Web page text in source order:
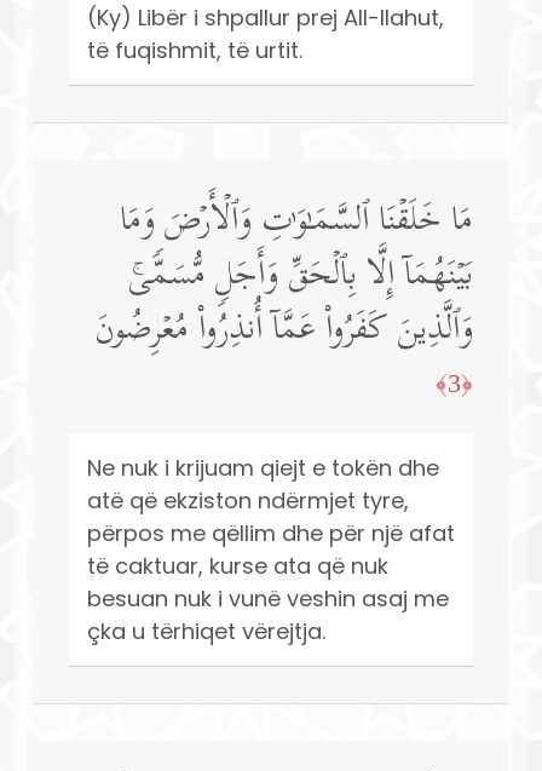
(Ky) Libër i shpallur prej All-llahut,
të fuqishmit, të urtit.
مَا خَلَقۡنَا ٱلسَّمَـٰوَ ٰ⁠تِ وَٱلۡأَرۡضَ وَمَا
بَیۡنَهُمَاۤ إِلَّا بِٱلۡحَقِّ وَأَجَلࣲ مُّسَمࣰّىۚ
وَٱلَّذِینَ كَفَرُوا۟ عَمَّاۤ أُنذِرُوا۟ مُعۡرِضُونَ
﴿3﴾
Ne nuk i krijuam qiejt e tokën dhe
atë që ekziston ndërmjet tyre,
përpos me qëllim dhe për një afat
të caktuar, kurse ata që nuk
besuan nuk i vunë veshin asaj me
çka u tërhiqet vërejtja.